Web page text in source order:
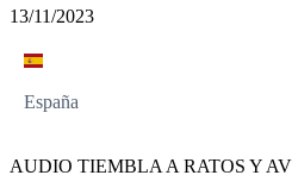
13/11/2023
España
AUDIO TIEMBLA A RATOS Y